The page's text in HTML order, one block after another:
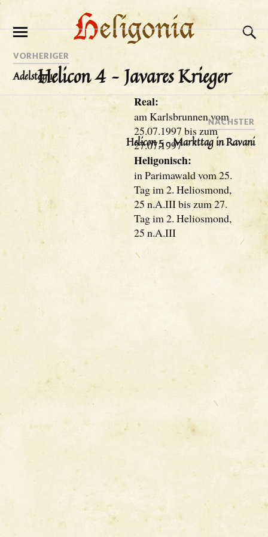
Helicon 4 – Javares Krieger
Real:
am Karlsbrunnen vom
25.07.1997 bis zum
27.07.1997
Heligonisch:
in Parimawald vom 25.
Tag im 2. Heliosmond,
25 n.A.III bis zum 27.
Tag im 2. Heliosmond,
25 n.A.III
VORHERIGER
Adelstag 1
NÄCHSTER
Helicon 5 – Markttag in Ravani